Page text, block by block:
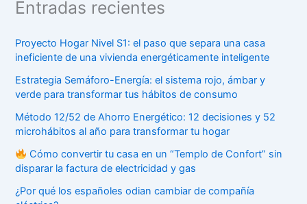
Entradas recientes
Proyecto Hogar Nivel S1: el paso que separa una casa
ineficiente de una vivienda energéticamente inteligente
Estrategia Semáforo-Energía: el sistema rojo, ámbar y
verde para transformar tus hábitos de consumo
Método 12/52 de Ahorro Energético: 12 decisiones y 52
microhábitos al año para transformar tu hogar
Cómo convertir tu casa en un “Templo de Confort” sin
disparar la factura de electricidad y gas
¿Por qué los españoles odian cambiar de compañía